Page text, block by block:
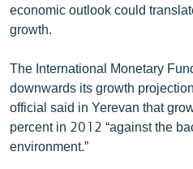
economic outlook could
growth.
The International Monetary
downwards its growth
official said in Yerevan that
percent in 2012 “against the
environment.”